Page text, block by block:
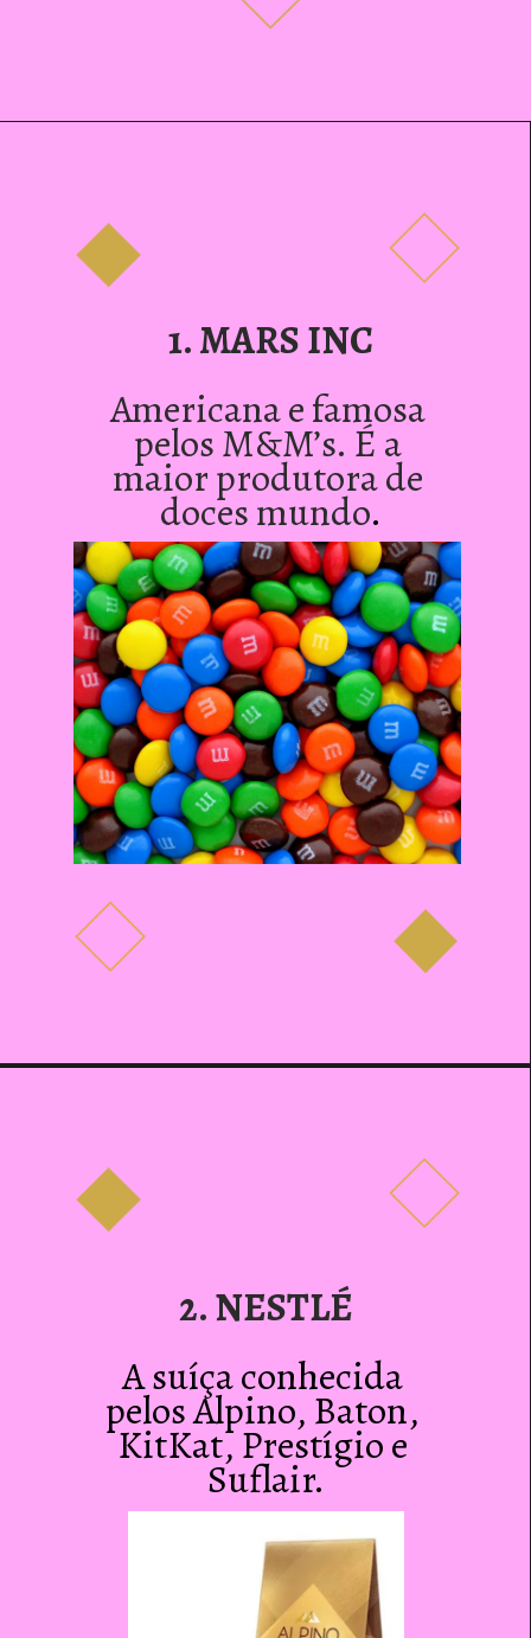
1. MARS INC
Americana e famosa
pelos M&M’s. É a
maior produtora de
doces mundo.
2. NESTLÉ
A suíça conhecida
pelos Alpino, Baton,
KitKat, Prestígio e
Suflair.